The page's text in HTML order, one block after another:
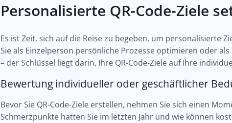
Personalisierte QR-Code-Ziele
Es ist Zeit, sich auf die Reise zu begeben, um personalisierte
Sie als Einzelperson persönliche Prozesse optimieren oder
– der Schlüssel liegt darin, Ihre QR-Code-Ziele auf Ihre
Bewertung individueller oder geschäftlicher
Bevor Sie QR-Code-Ziele erstellen, nehmen Sie sich einen
Schmerzpunkte hatten Sie im letzten Jahr und wie können